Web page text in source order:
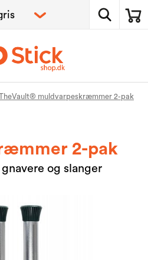
muldvarpeskræmmer 2-pak
2-pak
og slanger